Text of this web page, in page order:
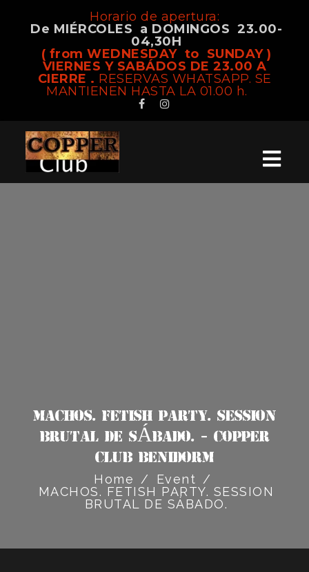
Horario de apertura:
De MIÉRCOLES a DOMINGOS 23.00-
04,30H
( from WEDNESDAY to SUNDAY )
VIERNES Y SABÁDOS DE 23.00 A
CIERRE . RESERVAS WHATSAPP. SE
MANTIENEN HASTA LA 01.00 h.
MACHOS. FETISH PARTY. SESSION
BRUTAL DE SÁBADO. - Copper
Club Benidorm
Home / Event /
MACHOS. FETISH PARTY. SESSION
BRUTAL DE SÁBADO.